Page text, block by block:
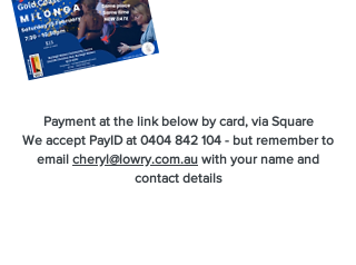
Payment at the link below by card, via Square
We accept PayID at 0404 842 104 - but remember to
email cheryl@lowry.com.au with your name and
contact details